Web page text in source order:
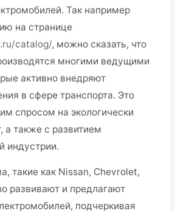
Так например
на странице
catalog/, можно сказать, что
многими ведущими
активно внедряют
в сфере транспорта. Это
спросом на экологически
а также с развитием
индустрии.
такие как Nissan, Chevrolet,
развивают и предлагают
подчеркивая